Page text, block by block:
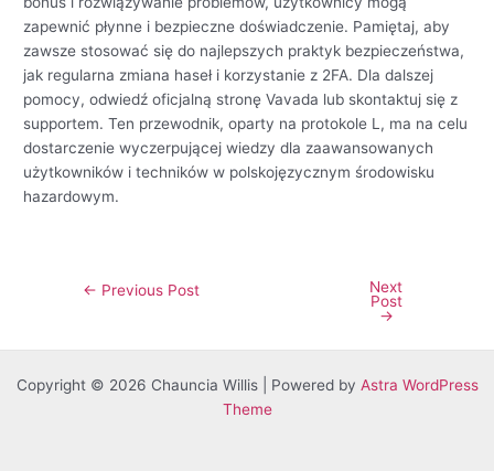
zapewnić płynne i bezpieczne doświadczenie. Pamiętaj, aby
zawsze stosować się do najlepszych praktyk bezpieczeństwa,
jak regularna zmiana haseł i korzystanie z 2FA. Dla dalszej
pomocy, odwiedź oficjalną stronę Vavada lub skontaktuj się z
supportem. Ten przewodnik, oparty na protokole L, ma na celu
dostarczenie wyczerpującej wiedzy dla zaawansowanych
użytkowników i techników w polskojęzycznym środowisku
hazardowym.
← Previous Post
Next
Post
→
Copyright © 2026 Chauncia Willis | Powered by Astra WordPress
Theme